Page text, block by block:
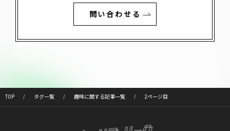
問い合わせる
TOP タグ一覧 趣味に関する記事一覧 2ページ目